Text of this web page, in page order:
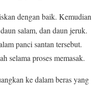
dengan baik. Kemudian
salam, dan daun jeruk.
panci santan tersebut.
selama proses memasak.
ke dalam beras yang